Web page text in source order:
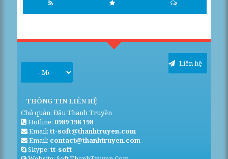
Liên hệ
THÔNG TIN LIÊN HỆ
Chủ quản: Đậu Thanh Truyền
Hotline: 0989 198 198
Email:tt-soft@thanhtruyen.com
Email: contact@thanhtruyen.com
Skype:tt-soft